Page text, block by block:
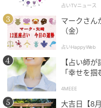
【12位】山羊座（やぎ座
安らげる時間を持つこ
行ってみて。ときには
です。休息を取りながら
アイデアなども思いつく
【今日の一言メッセージ】
占いTVニュース
マークさん
（金）
占いHappyWeb
【占い師
「幸せを
4MEEE
大吉日【8